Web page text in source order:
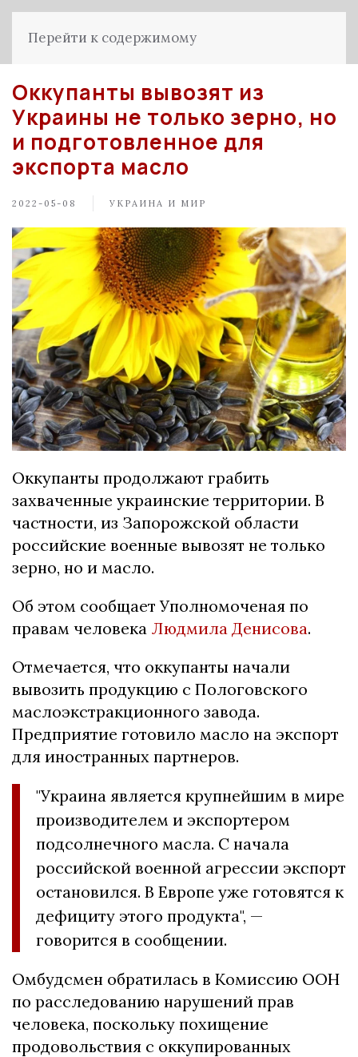
Перейти к содержимому
Оккупанты вывозят из
Украины не только зерно, но
и подготовленное для
экспорта масло
2022-05-08 УКРАИНА И МИР
Оккупанты продолжают грабить
захваченные украинские территории. В
частности, из Запорожской области
российские военные вывозят не только
зерно, но и масло.
Об этом сообщает Уполномоченая по
правам человека Людмила Денисова.
Отмечается, что оккупанты начали
вывозить продукцию с Пологовского
маслоэкстракционного завода.
Предприятие готовило масло на экспорт
для иностранных партнеров.
"Украина является крупнейшим в мире
производителем и экспортером
подсолнечного масла. С начала
российской военной агрессии экспорт
остановился. В Европе уже готовятся к
дефициту этого продукта", —
говорится в сообщении.
Омбудсмен обратилась в Комиссию ООН
по расследованию нарушений прав
человека, поскольку похищение
продовольствия с оккупированных